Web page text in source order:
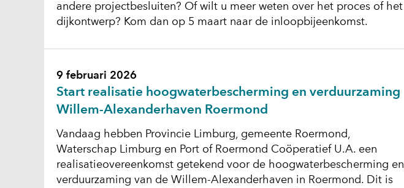
andere projectbesluiten? Of wilt u meer weten over het proces of het
dijkontwerp? Kom dan op 5 maart naar de inloopbijeenkomst.
Start realisatie hoogwaterbescherming en verduurzaming
Willem-Alexanderhaven Roermond
9 februari 2026
Vandaag hebben Provincie Limburg, gemeente Roermond,
Waterschap Limburg en Port of Roermond Coöperatief U.A. een
realisatieovereenkomst getekend voor de hoogwaterbescherming en
verduurzaming van de Willem-Alexanderhaven in Roermond. Dit is